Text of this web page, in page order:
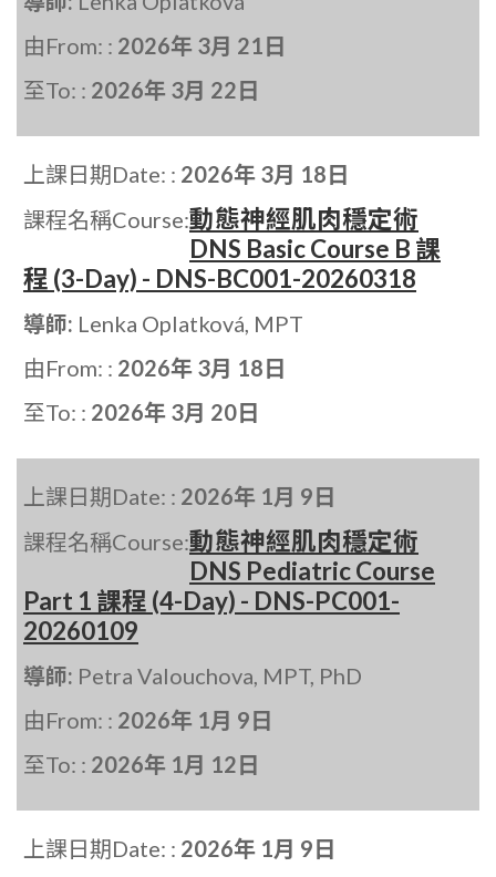
由From: : 2026年 3月 21日
至To: : 2026年 3月 22日
上課日期Date: : 2026年 3月 18日
課程名稱Course:動態神經肌肉穩定術
DNS Basic Course B 課
程 (3-Day) - DNS-BC001-20260318
導師: Lenka Oplatková, MPT
由From: : 2026年 3月 18日
至To: : 2026年 3月 20日
上課日期Date: : 2026年 1月 9日
課程名稱Course:動態神經肌肉穩定術
DNS Pediatric Course
Part 1 課程 (4-Day) - DNS-PC001-
20260109
導師: Petra Valouchova, MPT, PhD
由From: : 2026年 1月 9日
至To: : 2026年 1月 12日
上課日期Date: : 2026年 1月 9日